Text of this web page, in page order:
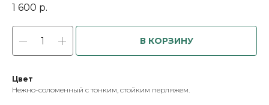
1 600 р.
В КОРЗИНУ
Цвет
Нежно-соломенный с тонким, стойким перляжем.